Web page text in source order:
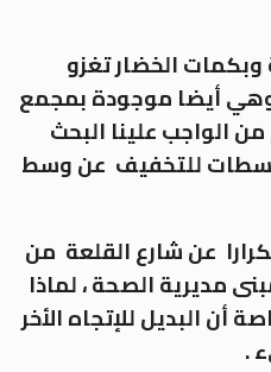
وبكمات الخضار تغزو
أيضا موجودة بمجمع
الواجب علينا البحث
للتخفيف عن وسط
عن شارع القلعة من
مديرية الصحة ، لماذا
أن البديل للإتجاه الأخر
.